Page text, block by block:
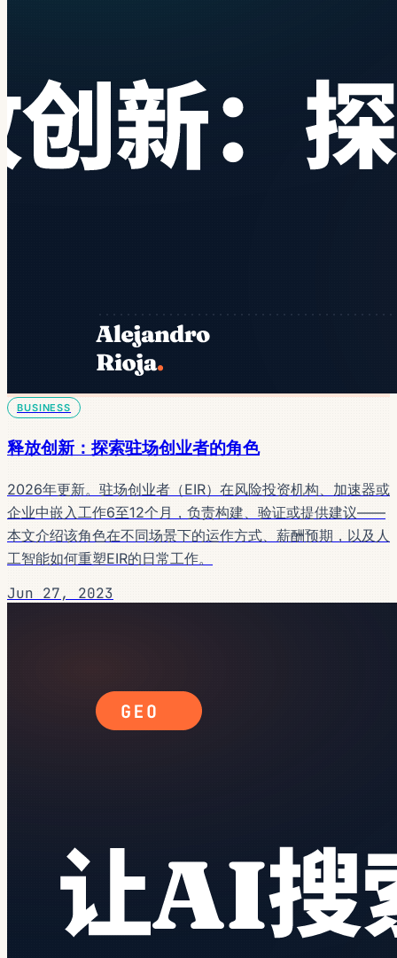
BUSINESS
释放创新：探索驻场创业者的角色
2026年更新。驻场创业者（EIR）在风险投资机构、加速器或
企业中嵌入工作6至12个月，负责构建、验证或提供建议——
本文介绍该角色在不同场景下的运作方式、薪酬预期，以及人
工智能如何重塑EIR的日常工作。
Jun 27, 2023